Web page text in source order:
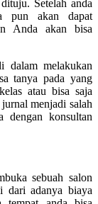
Setelah anda
pun akan dapat
Anda akan bisa
dalam melakukan
tanya pada yang
atau bisa saja
menjadi salah
dengan konsultan
sebuah salon
dari adanya biaya